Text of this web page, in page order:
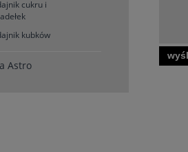
cukru i
kubków
Astro